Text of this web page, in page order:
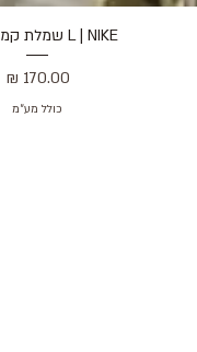
תצוגה מהירהL | NIKE שמלת קמופלאז׳
מחיר
כולל מע״מ